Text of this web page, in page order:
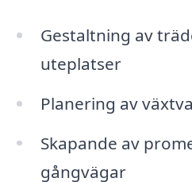
Gestaltning av
uteplatser
Planering av
Skapande av
gångvägar